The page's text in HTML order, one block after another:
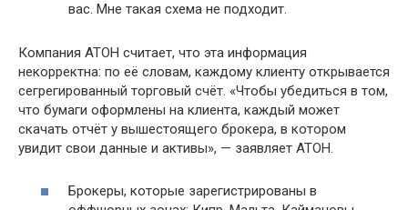
вас. Мне такая схема не подходит.
Компания АТОН считает, что эта информация
некорректна: по её словам, каждому клиенту открывается
сегрегированный торговый счёт. «Чтобы убедиться в том,
что бумаги оформлены на клиента, каждый может
скачать отчёт у вышестоящего брокера, в котором
увидит свои данные и активы», — заявляет АТОН.
Брокеры, которые зарегистрированы в